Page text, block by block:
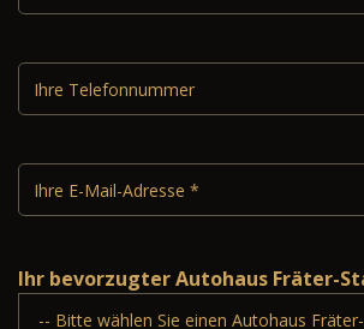
Ihr bevorzugter Autohaus Fräter-